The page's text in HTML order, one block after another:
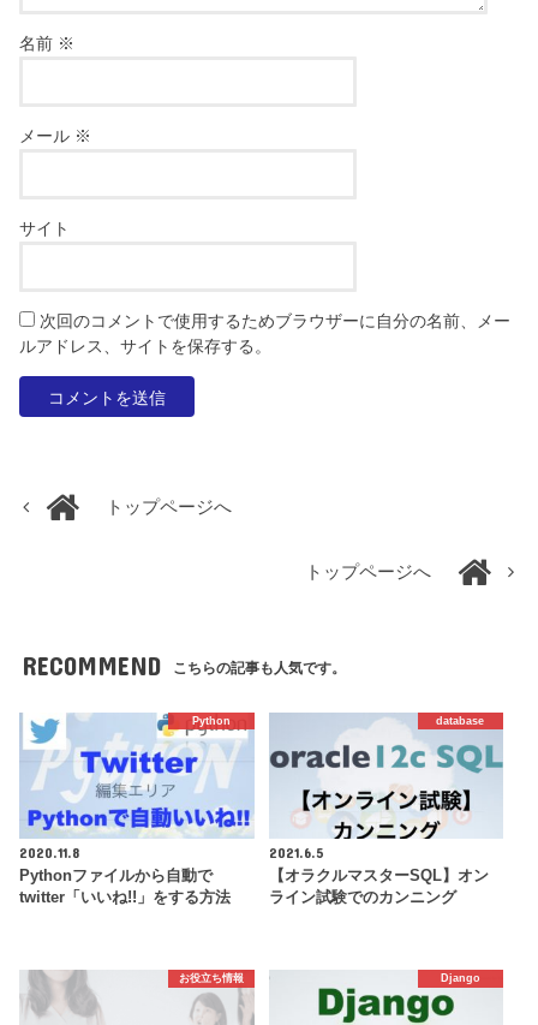
名前 ※
メール ※
サイト
次回のコメントで使用するためブラウザーに自分の名前、メー
ルアドレス、サイトを保存する。
トップページへ
トップページへ
RECOMMEND こちらの記事も人気です。
Python
2020.11.8
Pythonファイルから自動で
twitter「いいね!!」をする方法
database
2021.6.5
【オラクルマスターSQL】オン
ライン試験でのカンニング
お役立ち情報 Django